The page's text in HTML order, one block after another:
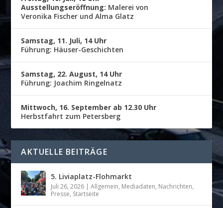
Ausstellungseröffnung: Malerei von
Veronika Fischer und Alma Glatz
Samstag, 11. Juli, 14 Uhr
Führung: Häuser-Geschichten
Samstag, 22. August, 14 Uhr
Führung: Joachim Ringelnatz
Mittwoch, 16. September ab 12.30 Uhr
Herbstfahrt zum Petersberg
AKTUELLE BEITRÄGE
5. Liviaplatz-Flohmarkt
Juli 26, 2026 |Allgemein, Mediadaten, Nachrichten,
Presse, Startseite